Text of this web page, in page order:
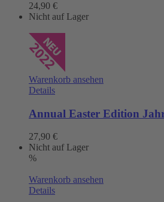
24,90 €
Nicht auf Lager
Warenkorb ansehen
Details
Annual Easter Edition
27,90 €
Nicht auf Lager
%
Warenkorb ansehen
Details